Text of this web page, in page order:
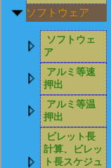
ソフトウェア
ソフトウェ
ア
アルミ等速
押出
アルミ等温
押出
ビレット長
計算、ビレッ
ト長スケジュ